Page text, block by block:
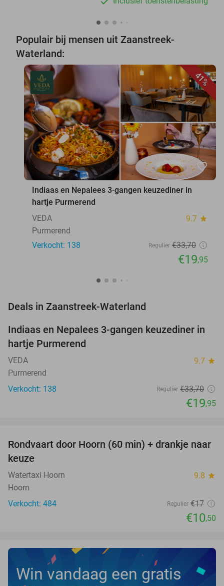
Populair bij mensen uit Zaanstreek-
Waterland:
41%
favorite_border
Indiaas en Nepalees 3-gangen keuzediner in
hartje Purmerend
VEDA
9.7 star
Purmerend
Verkocht: 138
Regulier €33,70
€19,95
Deals in Zaanstreek-Waterland
41%
Indiaas en Nepalees 3-gangen keuzediner in
hartje Purmerend
VEDA 9.7 star
Purmerend
Verkocht: 138
Regulier €33,70
€19,95
38%
Rondvaart door Hoorn (60 min) + drankje naar
keuze
Watertaxi Hoorn 9.8 star
Hoorn
Verkocht: 484
Regulier €17
€10,50
Win vandaag een gratis